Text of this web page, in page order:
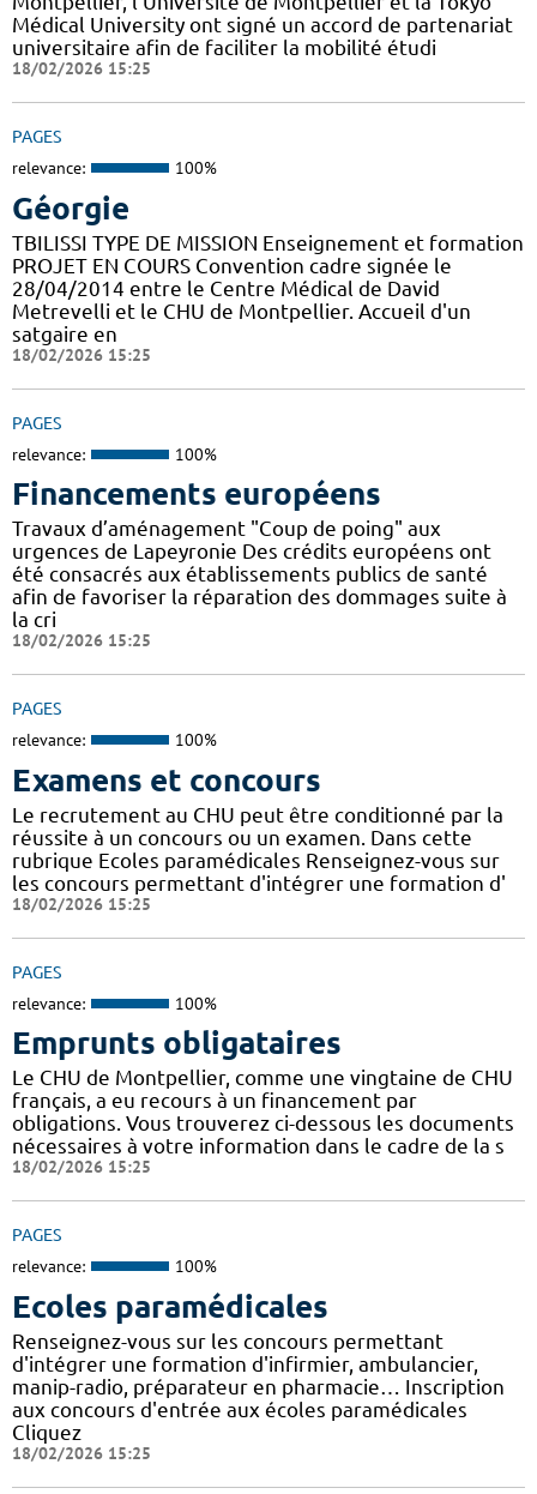
Médical University ont signé un accord de partenariat
universitaire afin de faciliter la mobilité étudi
18/02/2026 15:25
PAGES
relevance: 100%
Géorgie
TBILISSI TYPE DE MISSION Enseignement et formation
PROJET EN COURS Convention cadre signée le
28/04/2014 entre le Centre Médical de David
Metrevelli et le CHU de Montpellier. Accueil d'un
satgaire en
18/02/2026 15:25
PAGES
relevance: 100%
Financements européens
Travaux d’aménagement "Coup de poing" aux
urgences de Lapeyronie Des crédits européens ont
été consacrés aux établissements publics de santé
afin de favoriser la réparation des dommages suite à
la cri
18/02/2026 15:25
PAGES
relevance: 100%
Examens et concours
Le recrutement au CHU peut être conditionné par la
réussite à un concours ou un examen. Dans cette
rubrique Ecoles paramédicales Renseignez-vous sur
les concours permettant d'intégrer une formation d'
18/02/2026 15:25
PAGES
relevance: 100%
Emprunts obligataires
Le CHU de Montpellier, comme une vingtaine de CHU
français, a eu recours à un financement par
obligations. Vous trouverez ci-dessous les documents
nécessaires à votre information dans le cadre de la s
18/02/2026 15:25
PAGES
relevance: 100%
Ecoles paramédicales
Renseignez-vous sur les concours permettant
d'intégrer une formation d'infirmier, ambulancier,
manip-radio, préparateur en pharmacie… Inscription
aux concours d'entrée aux écoles paramédicales
Cliquez
18/02/2026 15:25